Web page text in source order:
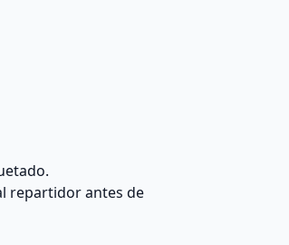
repartidor antes de